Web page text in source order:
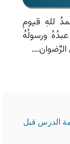
للهِ قيومِ
ورسولُهُ
الدرس قبل